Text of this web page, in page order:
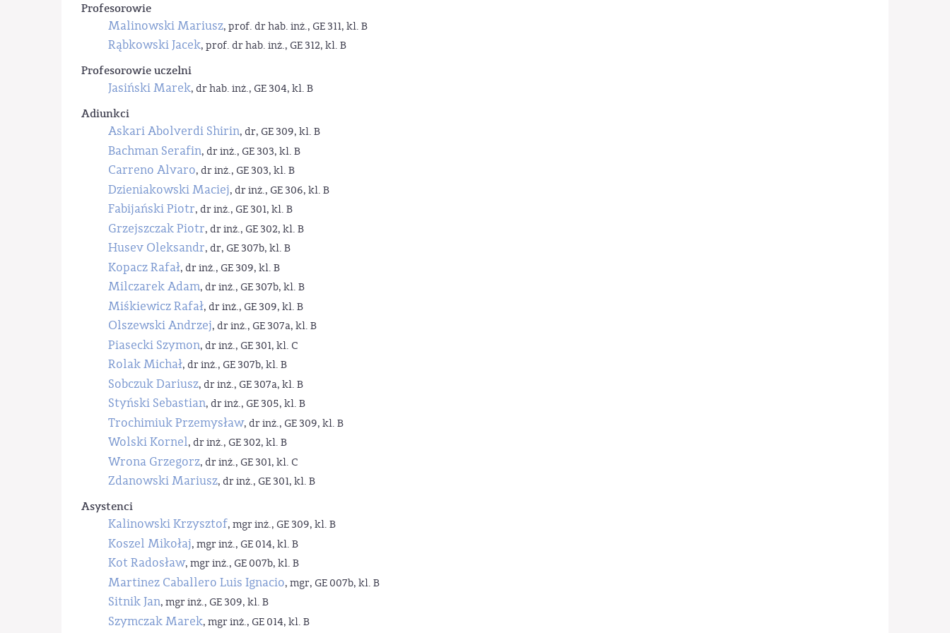
Profesorowie
Malinowski Mariusz, prof. dr hab. inż., GE 311, kl. B
Rąbkowski Jacek, prof. dr hab. inż., GE 312, kl. B
Profesorowie uczelni
Jasiński Marek, dr hab. inż., GE 304, kl. B
Adiunkci
Askari Abolverdi Shirin, dr, GE 309, kl. B
Bachman Serafin, dr inż., GE 303, kl. B
Carreno Alvaro, dr inż., GE 303, kl. B
Dzieniakowski Maciej, dr inż., GE 306, kl. B
Fabijański Piotr, dr inż., GE 301, kl. B
Grzejszczak Piotr, dr inż., GE 302, kl. B
Husev Oleksandr, dr, GE 307b, kl. B
Kopacz Rafał, dr inż., GE 309, kl. B
Milczarek Adam, dr inż., GE 307b, kl. B
Miśkiewicz Rafał, dr inż., GE 309, kl. B
Olszewski Andrzej, dr inż., GE 307a, kl. B
Piasecki Szymon, dr inż., GE 301, kl. C
Rolak Michał, dr inż., GE 307b, kl. B
Sobczuk Dariusz, dr inż., GE 307a, kl. B
Styński Sebastian, dr inż., GE 305, kl. B
Trochimiuk Przemysław, dr inż., GE 309, kl. B
Wolski Kornel, dr inż., GE 302, kl. B
Wrona Grzegorz, dr inż., GE 301, kl. C
Zdanowski Mariusz, dr inż., GE 301, kl. B
Asystenci
Kalinowski Krzysztof, mgr inż., GE 309, kl. B
Koszel Mikołaj, mgr inż., GE 014, kl. B
Kot Radosław, mgr inż., GE 007b, kl. B
Martinez Caballero Luis Ignacio, mgr, GE 007b, kl. B
Sitnik Jan, mgr inż., GE 309, kl. B
Szymczak Marek, mgr inż., GE 014, kl. B